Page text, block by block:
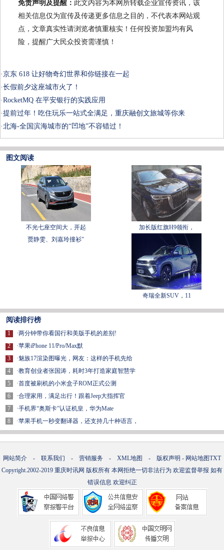
免责声明及提醒： 此文内容为本网所转载企业宣传资讯，该
相关信息仅为宣传及传递更多信息之目的，不代表本网站观
点，文章真实性请浏览者慎重核实！任何投资加盟均有风
险，提醒广大民众投资需谨慎！
·京东 618 让好物奇幻世界和你链接在一起
·长假前夕这座城市火了！
·RocketMQ 在平安银行的实践应用
·提前过年！吃住玩乐一站式全满足，重庆融创文旅城等你来
·北海-全国滨海城市的“凹地”不容错过！
图文阅读
不光七座空间大，开起
加长版红旗H9领衔，
贾静雯、刘嘉玲撞衫"
奇瑞全新SUV，11
阅读排行榜
1
2
3
4
5
6
7
8
·两分钟带你看国行和美版手机的差别!
·苹果iPhone 11/Pro/Max默
·魅族17渲染图曝光，网友：这样的手机先给
·教育创业者张国涛，耗时3年打造家庭智慧学
·首度被刷机的小米盒子ROM正式公测
·合理家用，满足出行！跟着Jeep大指挥官
·手机界“奥斯卡”认证机皇，华为Mate
·苹果手机一秒变翻译器，还支持几十种语言，
网站简介 - 联系我们 - 营销服务 - XML地图 - 版权声明 - 网站地图TXT
Copyright.2002-2019 重庆时讯网 版权所有 本网拒绝一切非法行为 欢迎监督举报 如有
错误信息 欢迎纠正